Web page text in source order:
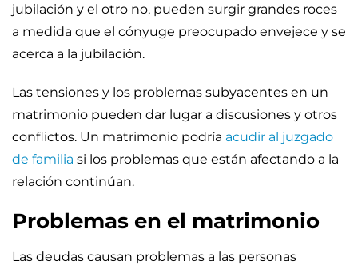
jubilación y el otro no, pueden surgir grandes roces
a medida que el cónyuge preocupado envejece y se
acerca a la jubilación.
Las tensiones y los problemas subyacentes en un
matrimonio pueden dar lugar a discusiones y otros
conflictos. Un matrimonio podría acudir al juzgado
de familia si los problemas que están afectando a la
relación continúan.
Problemas en el matrimonio
Las deudas causan problemas a las personas